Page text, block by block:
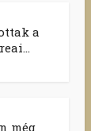
a
még